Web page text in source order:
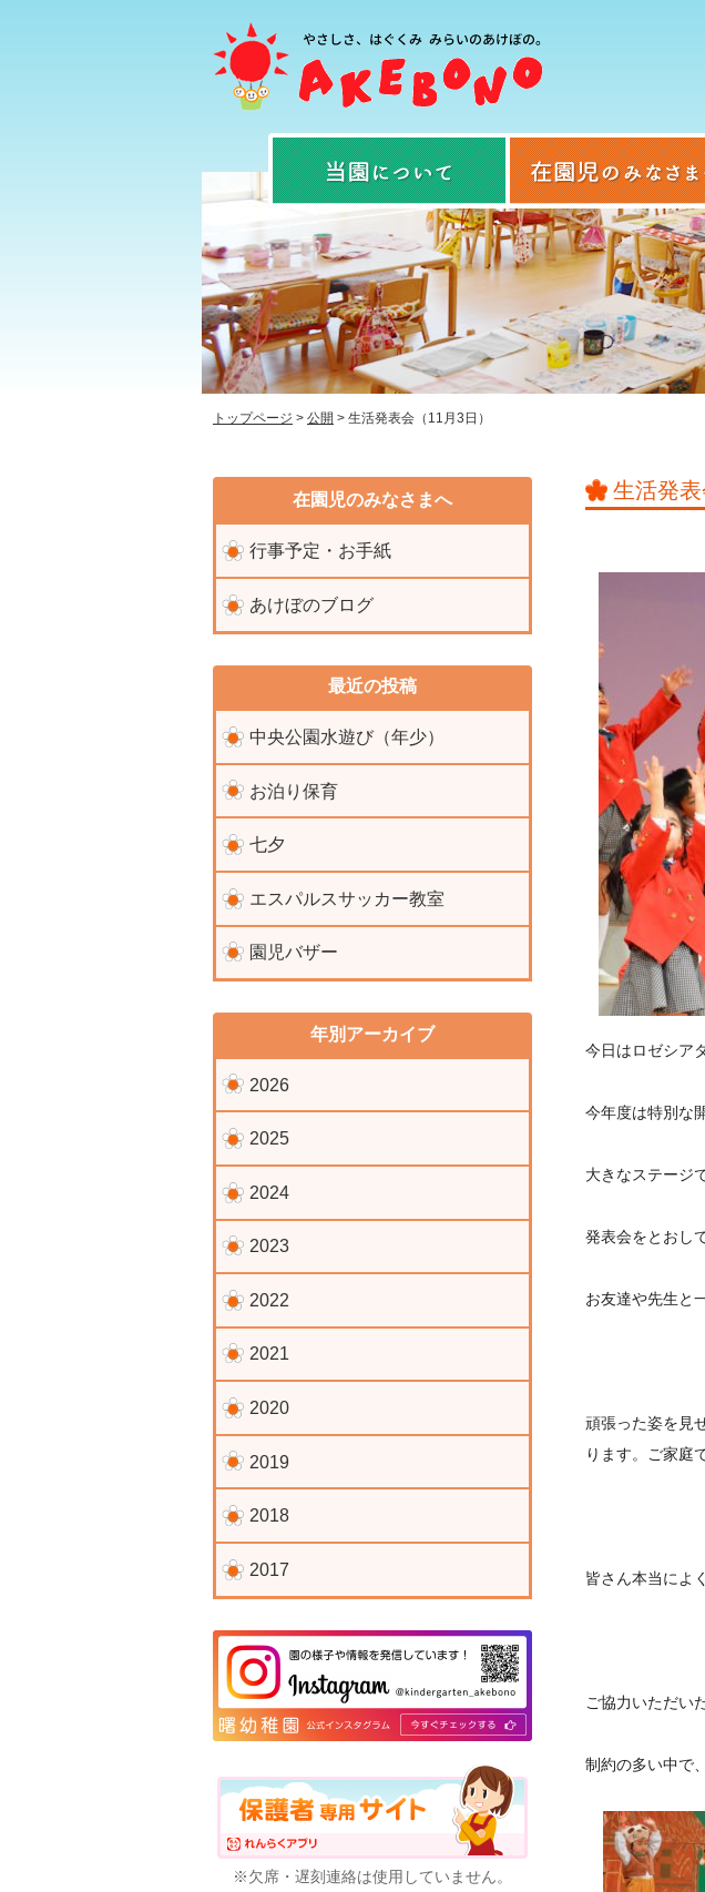
当園について
トップページ > 公開 > 生活発表会（11月3日）
生活発表
今日はロゼシア
今年度は特別な
大きなステージ
発表会をとおし
お友達や先生と
頑張った姿を見
ります。ご家庭
皆さん本当によ
ご協力いただい
制約の多い中で
在園児のみなさまへ
行事予定・お手紙
あけぼのブログ
最近の投稿
中央公園水遊び（年少）
お泊り保育
七夕
エスパルスサッカー教室
園児バザー
年別アーカイブ
2026
2025
2024
2023
2022
2021
2020
2019
2018
2017
※欠席・遅刻連絡は使用していません。